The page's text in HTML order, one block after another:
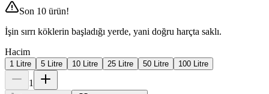
Son 10 ürün!
İşin sırrı köklerin başladığı yerde, yani doğru harçta saklı.
Hacim
1 Litre 5 Litre 10 Litre 25 Litre 50 Litre 100 Litre
1